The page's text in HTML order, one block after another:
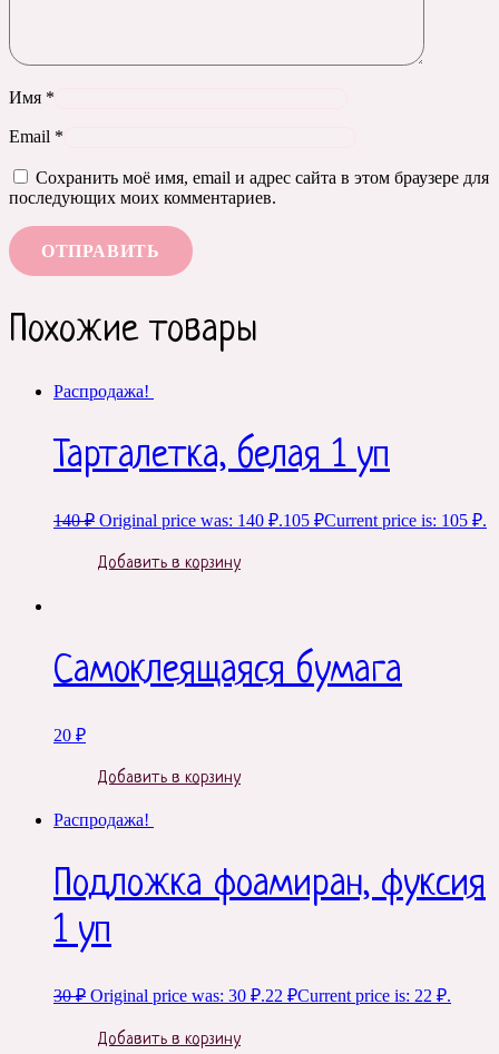
Имя *
Email *
Сохранить моё имя, email и адрес сайта в этом браузере для
последующих моих комментариев.
Похожие товары
Распродажа!
Тарталетка, белая 1 уп
140₽ Original price was: 140 ₽.105 ₽Current price is: 105 ₽.
Добавить в корзину
Самоклеящаяся бумага
20 ₽
Добавить в корзину
Распродажа!
Подложка фоамиран, фуксия
1 уп
30₽ Original price was: 30 ₽.22 ₽Current price is: 22 ₽.
Добавить в корзину